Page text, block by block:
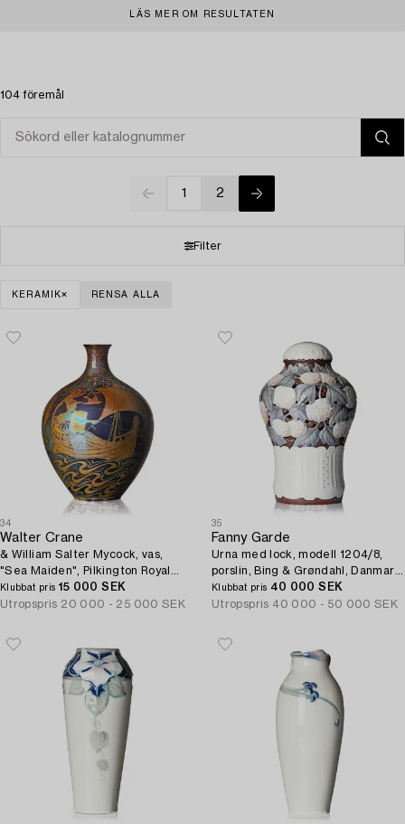
LÄS MER OM RESULTATEN
104 föremål
1 2
Filter
KERAMIK RENSA ALLA
34
Walter Crane
& William Salter Mycock, vas,
"Sea Maiden", Pilkington Royal
Lancastrian, England, 1910-tal.
Klubbat pris 15 000 SEK
Utropspris 20 000 - 25 000 SEK
35
Fanny Garde
Urna med lock, modell 1204/8,
porslin, Bing & Grøndahl, Danmark,
jugend.
Klubbat pris 40 000 SEK
Utropspris 40 000 - 50 000 SEK